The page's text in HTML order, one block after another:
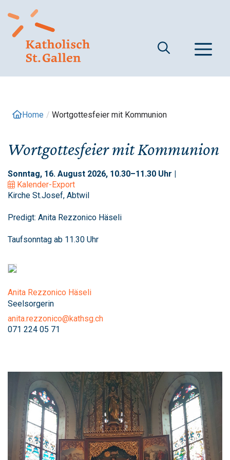
zum
Inhalt
Home / Wortgottesfeier mit Kommunion
Wortgottesfeier mit Kommunion
Sonntag, 16. August 2026, 10.30–11.30 Uhr |
Kalender-Export
Kirche St.Josef, Abtwil
Predigt: Anita Rezzonico Häseli
Taufsonntag ab 11.30 Uhr
Anita Rezzonico Häseli
Seelsorgerin
anita.rezzonico@kathsg.ch
071 224 05 71